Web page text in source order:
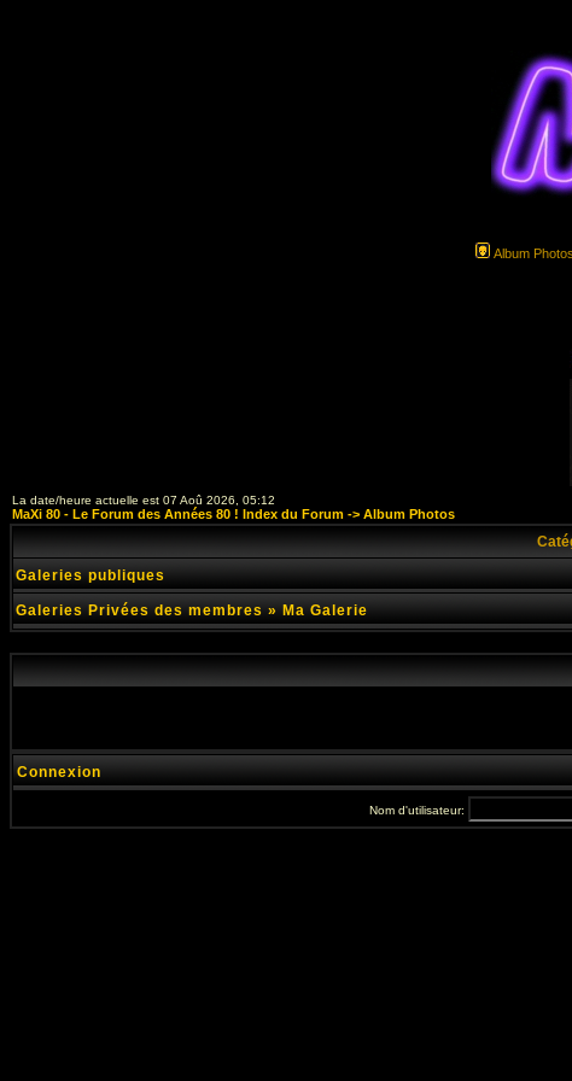
Album Photos
La date/heure actuelle est 07 Aoû 2026, 05:12
MaXi 80 - Le Forum des Années 80 ! Index du Forum -> Album Photos
Galeries publiques
Galeries Privées des membres » Ma Galerie
Connexion
Nom d'utilisateur: